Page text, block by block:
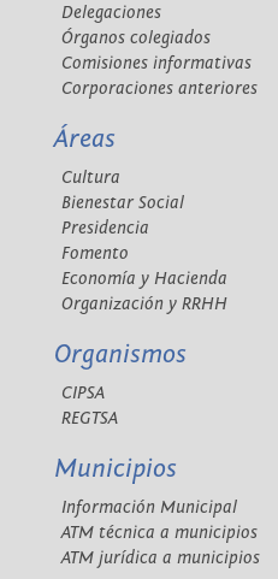
Delegaciones
Órganos colegiados
Comisiones informativas
Corporaciones anteriores
Áreas
Cultura
Bienestar Social
Presidencia
Fomento
Economía y Hacienda
Organización y RRHH
Organismos
CIPSA
REGTSA
Municipios
Información Municipal
ATM técnica a municipios
ATM jurídica a municipios